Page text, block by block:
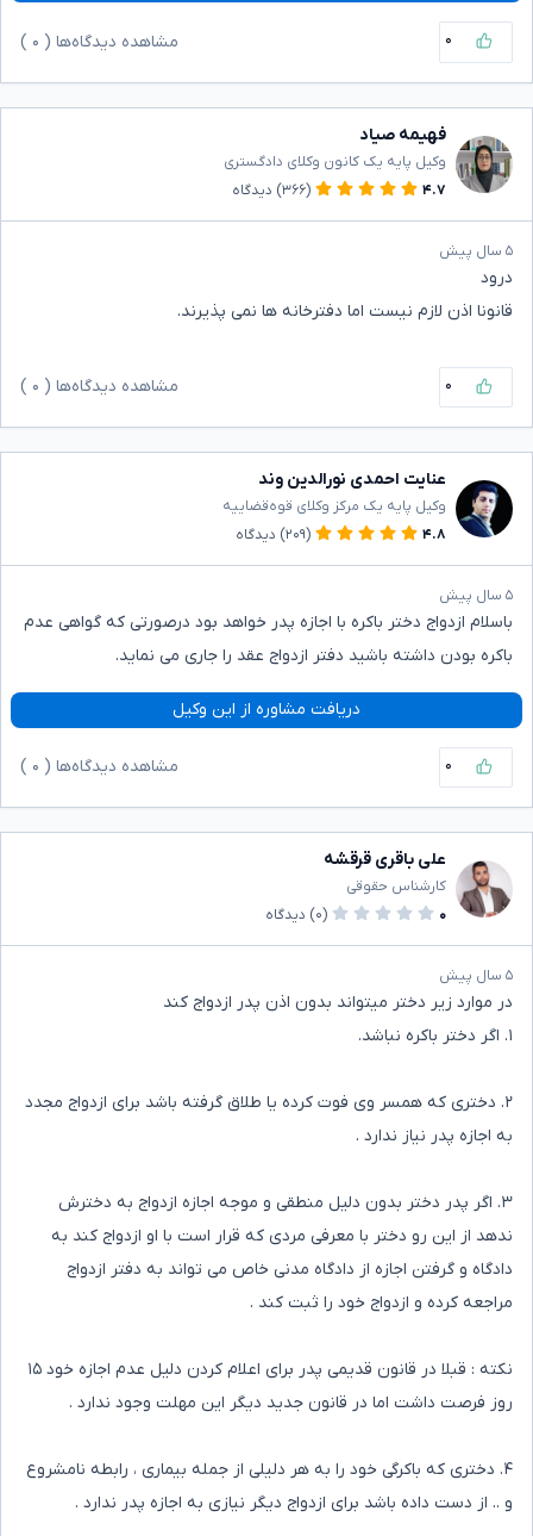
۰ مشاهده دیدگاه‌ها ( ۰
فهیمه صیاد
وکیل پایه یک کانون وکلای دادگستری
۴.۷
(۳۶۶) دیدگاه
۵ سال پیش
درود
قانونا اذن لازم نیست اما دفترخانه ها نمی پذیرند.
۰ مشاهده دیدگاه‌ها ( ۰
عنایت احمدی نورالدین وند
وکیل پایه یک مرکز وکلای قوه‌قضاییه
۴.۸
(۲۰۹) دیدگاه
۵ سال پیش
باسلام ازدواج دختر باکره با اجازه پدر خواهد بود درصورتی که گواهی عدم
باکره بودن داشته باشید دفتر ازدواج عقد را جاری می نماید.
دریافت مشاوره از این وکیل
۰ مشاهده دیدگاه‌ها ( ۰
علی باقری قرقشه
کارشناس حقوقی
۰
(۰) دیدگاه
۵ سال پیش
در موارد زیر دختر میتواند بدون اذن پدر ازدواج کند
۱. اگر دختر باکره نباشد.
۲. دختری که همسر وی فوت کرده یا طلاق گرفته باشد برای ازدواج مجدد
به اجازه پدر نیاز ندارد .
۳. اگر پدر دختر بدون دلیل منطقی و موجه اجازه ازدواج به دخترش
ندهد از این رو دختر با معرفی مردی که قرار است با او ازدواج کند به
دادگاه و گرفتن اجازه از دادگاه مدنی خاص می تواند به دفتر ازدواج
مراجعه کرده و ازدواج خود را ثبت کند .
نکته : قبلا در قانون قدیمی پدر برای اعلام کردن دلیل عدم اجازه خود ۱۵
روز فرصت داشت اما در قانون جدید دیگر این مهلت وجود ندارد .
۴. دختری که باکرگی خود را به هر دلیلی از جمله بیماری ، رابطه نامشروع
و .. از دست داده باشد برای ازدواج دیگر نیازی به اجازه پدر ندارد .